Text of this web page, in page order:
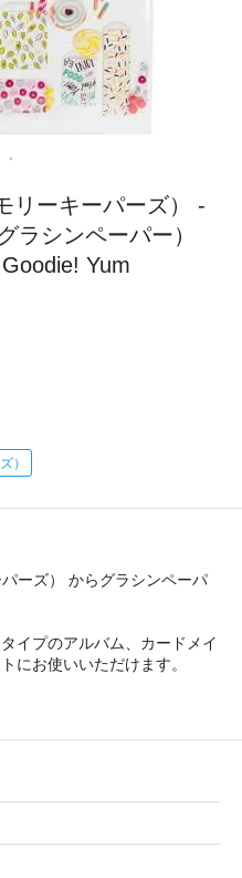
リーキーパーズ） -
ラシンペーパー）
Yum
）
ーズ） からグラシンペーパ
イプのアルバム、カードメイ
にお使いいただけます。